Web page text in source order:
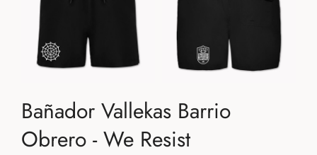
Bañador Vallekas Barrio
Obrero - We Resist